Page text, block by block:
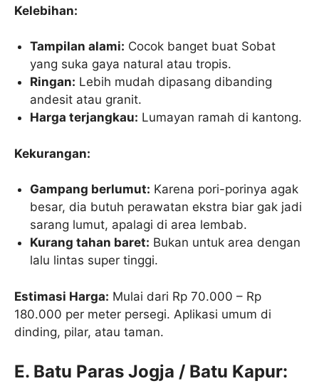
Kelebihan:
Tampilan alami: Cocok banget buat Sobat
yang suka gaya natural atau tropis.
Ringan: Lebih mudah dipasang dibanding
andesit atau granit.
Harga terjangkau: Lumayan ramah di kantong.
Kekurangan:
Gampang berlumut: Karena pori-porinya agak
besar, dia butuh perawatan ekstra biar gak jadi
sarang lumut, apalagi di area lembab.
Kurang tahan baret: Bukan untuk area dengan
lalu lintas super tinggi.
Estimasi Harga: Mulai dari Rp 70.000 – Rp
180.000 per meter persegi. Aplikasi umum di
dinding, pilar, atau taman.
E. Batu Paras Jogja / Batu Kapur: